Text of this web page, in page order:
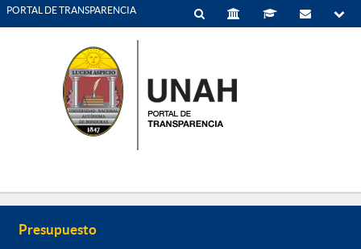
PORTAL DE TRANSPARENCIA